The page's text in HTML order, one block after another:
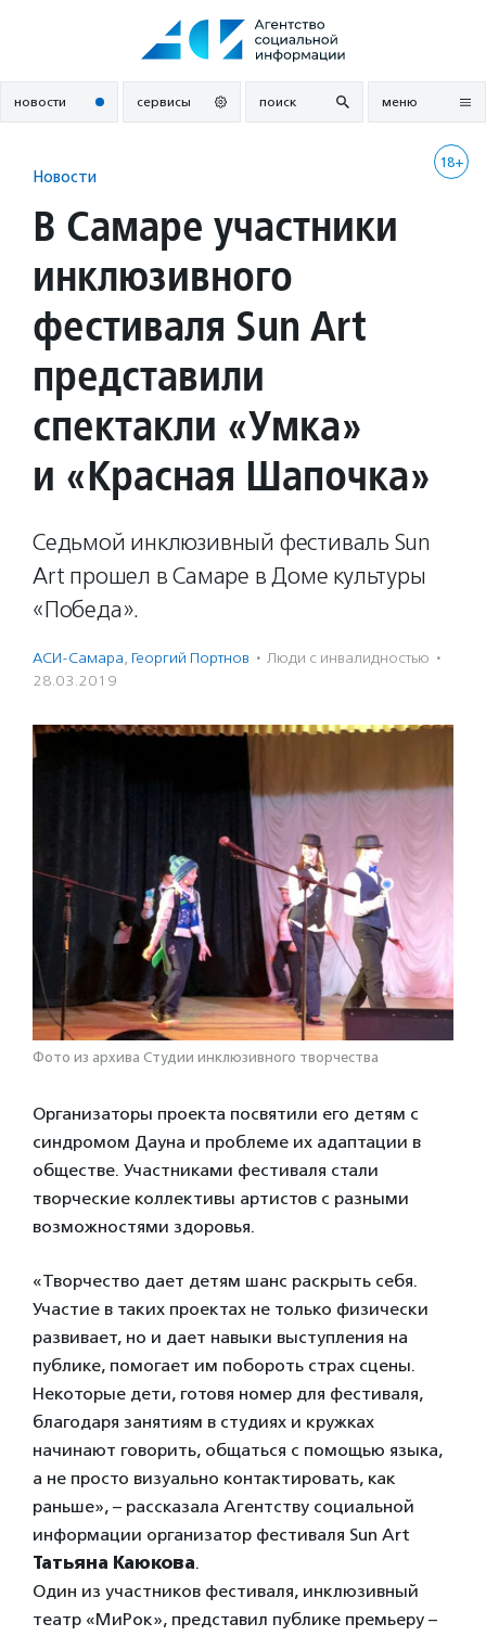
новости сервисы поиск меню
18+
Новости
В Самаре участники
инклюзивного
фестиваля Sun Art
представили
спектакли «Умка»
и «Красная Шапочка»
Седьмой инклюзивный фестиваль Sun
Art прошел в Самаре в Доме культуры
«Победа».
АСИ-Самара, Георгий Портнов · Люди с инвалидностью ·
28.03.2019
Фото из архива Студии инклюзивного творчества
Организаторы проекта посвятили его детям с
синдромом Дауна и проблеме их адаптации в
обществе. Участниками фестиваля стали
творческие коллективы артистов с разными
возможностями здоровья.
«Творчество дает детям шанс раскрыть себя.
Участие в таких проектах не только физически
развивает, но и дает навыки выступления на
публике, помогает им побороть страх сцены.
Некоторые дети, готовя номер для фестиваля,
благодаря занятиям в студиях и кружках
начинают говорить, общаться с помощью языка,
а не просто визуально контактировать, как
раньше», – рассказала Агентству социальной
информации организатор фестиваля Sun Art
Татьяна Каюкова.
Один из участников фестиваля, инклюзивный
театр «МиРок», представил публике премьеру –